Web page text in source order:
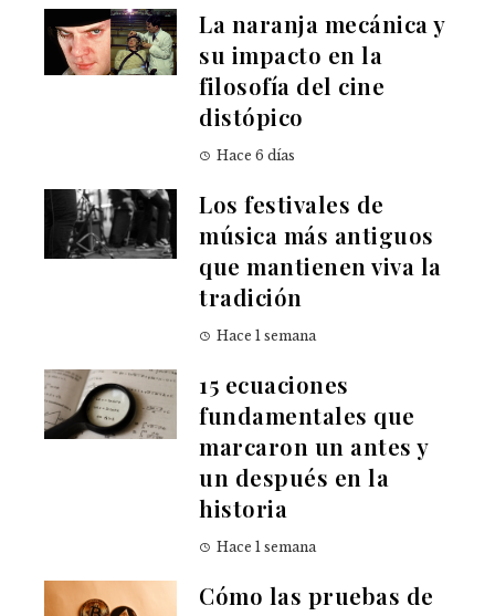
La naranja mecánica y
su impacto en la
filosofía del cine
distópico
Hace 6 días
Los festivales de
música más antiguos
que mantienen viva la
tradición
Hace 1 semana
15 ecuaciones
fundamentales que
marcaron un antes y
un después en la
historia
Hace 1 semana
Cómo las pruebas de